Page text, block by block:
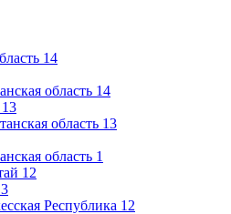
14
область 14
13
область 13
область 1
12
3
Республика 12